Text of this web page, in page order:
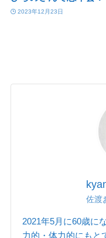
2023年12月23日
佐渡
2021年5月に60歳に
力的・体力的にもと